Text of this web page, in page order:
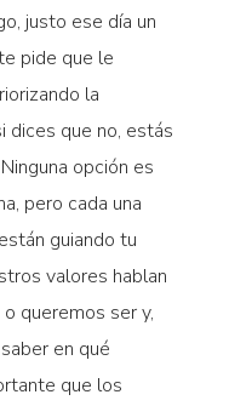
justo ese día un
pide que le
la
dices que no, estás
opción es
pero cada una
guiando tu
valores hablan
queremos ser y,
en qué
que los